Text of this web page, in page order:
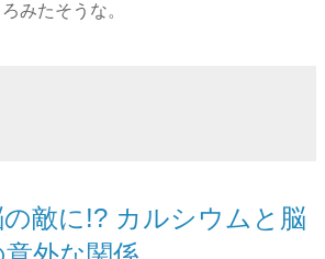
みたそうな。
敵に!? カルシウムと脳